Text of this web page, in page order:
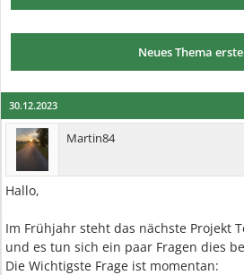
Neues Thema
30.12.2023
Martin84
Hallo,
Im Frühjahr steht das nächste Projekt
und es tun sich ein paar Fragen dies
Die Wichtigste Frage ist momentan: